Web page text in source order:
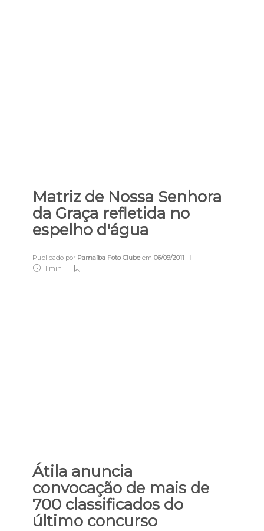
Matriz de Nossa Senhora
da Graça refletida no
espelho d'água
Publicado por Parnaíba Foto Clubeem 06/09/2011
1 min
Átila anuncia
convocação de mais de
700 classificados do
último concurso